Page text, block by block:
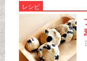
レシピ